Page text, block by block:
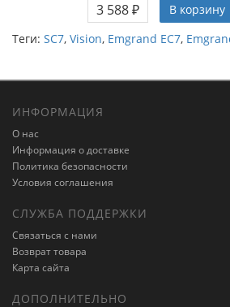
3 588 ₽
В корзину
Теги: SC7, Vision, Emgrand EC7,
ИНФОРМАЦИЯ
О нас
Информация о доставке
Политика безопасности
Условия соглашения
СЛУЖБА ПОДДЕРЖКИ
Связаться с нами
Возврат товара
Карта сайта
ДОПОЛНИТЕЛЬНО